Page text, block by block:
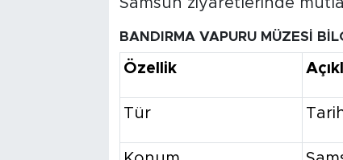
Samsun ziyaretlerinde
BANDIRMA VAPURU MÜZESİ
Özellik
Tür